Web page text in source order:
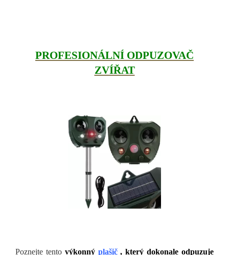
PROFESIONÁLNÍ ODPUZOVAČ
ZVÍŘAT
Poznejte tento výkonný plašič, který dokonale odpuzuje